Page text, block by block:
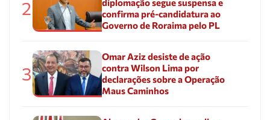
2
diplomação segue suspensa e
confirma pré-candidatura ao
Governo de Roraima pelo PL
3
Omar Aziz desiste de ação
contra Wilson Lima por
declarações sobre a Operação
Maus Caminhos